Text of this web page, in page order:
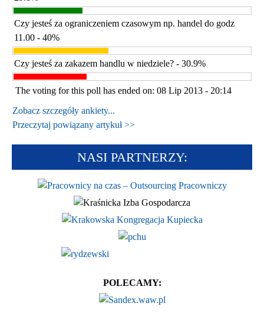
Czy jesteś za ograniczeniem czasowym np. handel do godz
11.00 - 40%
Czy jesteś za zakazem handlu w niedziele? - 30.9%
The voting for this poll has ended on: 08 Lip 2013 - 20:14
Zobacz szczegóły ankiety...
Przeczytaj powiązany artykuł >>
NASI PARTNERZY:
POLECAMY: